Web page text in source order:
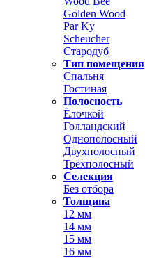
Golden Wood
Par Ky
Scheucher
Стародуб
Тип помещения
Спальня
Гостиная
Полосность
Ёлочкой
Голландский
Однополосный
Двухполосный
Трёхполосный
Селекция
Без отбора
Толщина
12 мм
14 мм
15 мм
16 мм